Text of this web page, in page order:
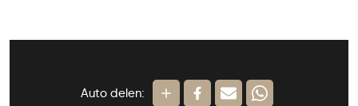
Auto delen: